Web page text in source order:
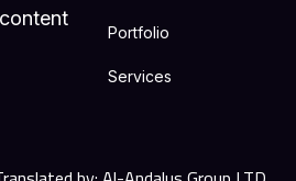
Portfolio
Services